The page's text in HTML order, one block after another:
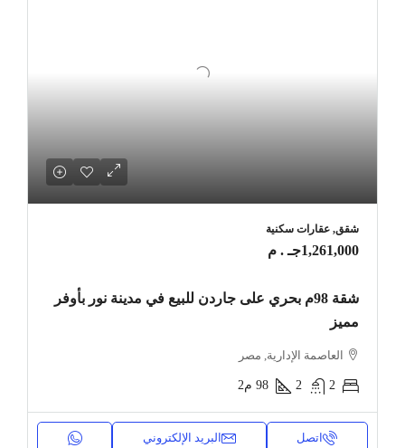
شقق, عقارات سكنية
1,261,000جـ . م
شقة 98م بحري على جاردن للبيع في مدينة نور بأوفر
مميز
العاصمة الإدارية, مصر
2
2
98 م2
اتصل البريد الإلكتروني